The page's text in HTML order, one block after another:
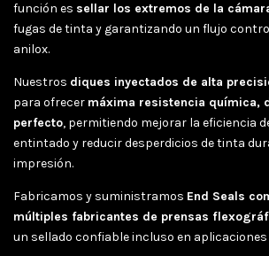
función es sellar los extremos de la
fugas de tinta y garantizando un flujo
anilox.
Nuestros diques inyectados de alta
para ofrecer máxima resistencia química,
perfecto, permitiendo mejorar la eficiencia
entintado y reducir desperdicios de tinta
impresión.
Fabricamos y suministramos End Seals
múltiples fabricantes de prensas
un sellado confiable incluso en aplicaciones